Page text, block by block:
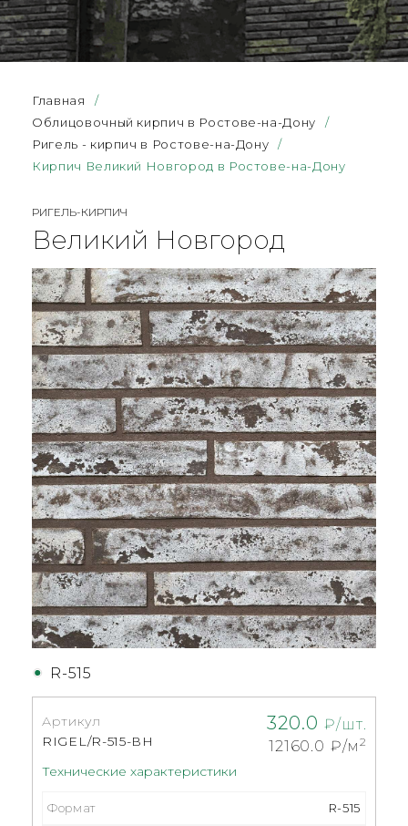
Главная
/
Облицовочный кирпич в Ростове-на-Дону
/
Ригель - кирпич в Ростове-на-Дону
/
Кирпич Великий Новгород в Ростове-на-Дону
РИГЕЛЬ-КИРПИЧ
Великий Новгород
320.0 ₽/шт.
12160.0 ₽/м2
R-515
Технические характеристики
Артикул
RIGEL/R-515-ВН
Формат R-515